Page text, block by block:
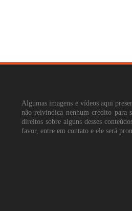
Algumas imagens e vídeos aqui
não reivindica nenhum crédito para
direitos sobre alguns desses
favor, entre em contato e ele será